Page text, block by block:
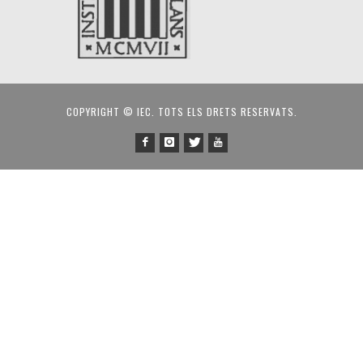
COPYRIGHT © IEC. TOTS ELS DRETS RESERVATS.